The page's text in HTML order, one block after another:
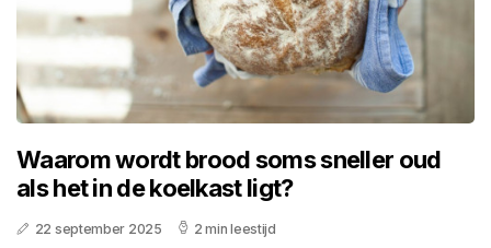
Waarom wordt brood soms sneller oud
als het in de koelkast ligt?
22 september 2025 2 min leestijd